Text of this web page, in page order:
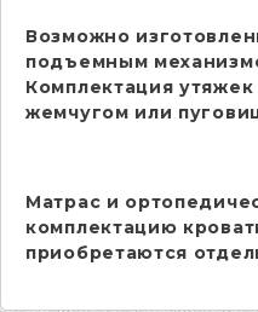
Возможно
подъемным
Комплектация
жемчугом или
Матрас и
комплектацию
приобретаются